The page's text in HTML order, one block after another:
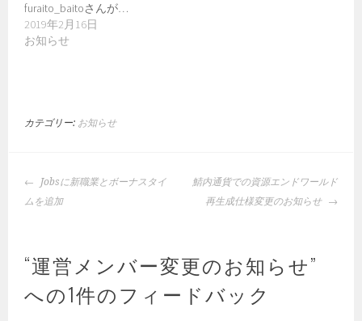
furaito_baitoさんが…
2019年2月16日
お知らせ
カテゴリー: お知らせ
投
稿
ゲ
ー
シ
Jobsに新職業とボーナスタイ
ムを追加
鯖内通貨での資源エンドワールド
再生成仕様変更のお知らせ
“運営メンバー変更のお知らせ”
への1件のフィードバック